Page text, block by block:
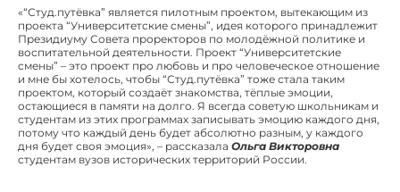
«“Студ.путёвка” является пилотным проектом, вытекающим из
проекта “Университетские смены”, идея которого принадлежит
Президиуму Совета проректоров по молодёжной политике и
воспитательной деятельности. Проект “Университетские
смены” – это проект про любовь и про человеческое отношение
и мне бы хотелось, чтобы “Студ.путёвка” тоже стала таким
проектом, который создаёт знакомства, тёплые эмоции,
остающиеся в памяти на долго. Я всегда советую школьникам и
студентам из этих программах записывать эмоцию каждого дня,
потому что каждый день будет абсолютно разным, у каждого
дня будет своя эмоция», – рассказала Ольга Викторовна
студентам вузов исторических территорий России.